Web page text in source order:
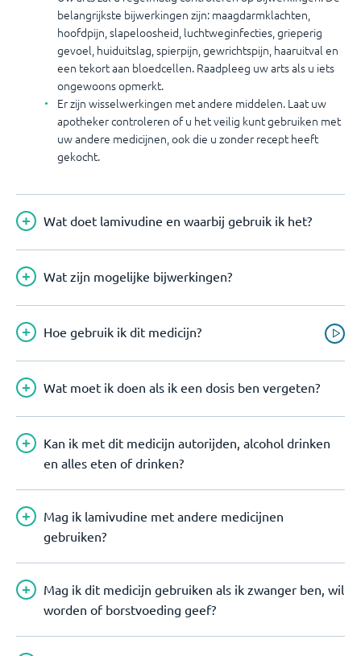
belangrijkste bijwerkingen zijn: maagdarmklachten,
hoofdpijn, slapeloosheid, luchtweginfecties, grieperig
gevoel, huiduitslag, spierpijn, gewrichtspijn, haaruitval en
een tekort aan bloedcellen. Raadpleeg uw arts als u iets
ongewoons opmerkt.
Er zijn wisselwerkingen met andere middelen. Laat uw
apotheker controleren of u het veilig kunt gebruiken met
uw andere medicijnen, ook die u zonder recept heeft
gekocht.
Wat doet lamivudine en waarbij gebruik ik het?
Wat zijn mogelijke bijwerkingen?
Hoe gebruik ik dit medicijn?
Wat moet ik doen als ik een dosis ben vergeten?
Kan ik met dit medicijn autorijden, alcohol drinken
en alles eten of drinken?
Mag ik lamivudine met andere medicijnen
gebruiken?
Mag ik dit medicijn gebruiken als ik zwanger ben, wil
worden of borstvoeding geef?